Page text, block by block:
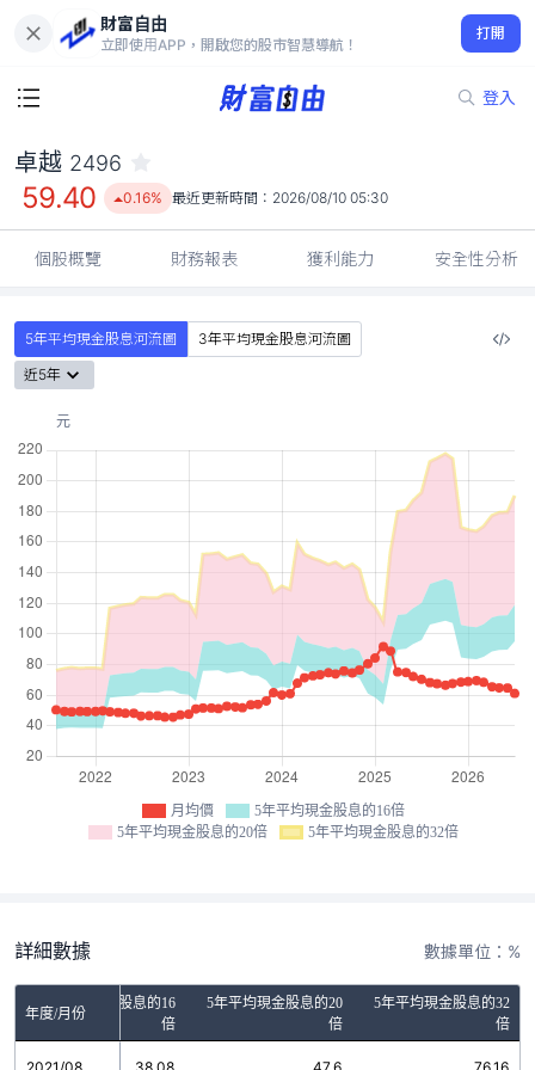
財富自由
立即使用APP，開啟您的股市智慧導航！
打開
登入
59.40
0.16%
卓越 2496
59.40 0.16% 最近更新時間： 2026/08/10 05:30
個股概覽 財務報表 獲利能力 安全性分析
5年平均現金股息河流圖
3年平均現金股息河流圖
近5年
月均價
5年平均現金股息的16倍
5年平均現金股息的20倍
5年平均現金股息的32倍
詳細數據 數據單位：%
年度/月份
5年平均現金股息的16
倍
5年平均現金股息的20
倍
5年平均現金股息的32
倍